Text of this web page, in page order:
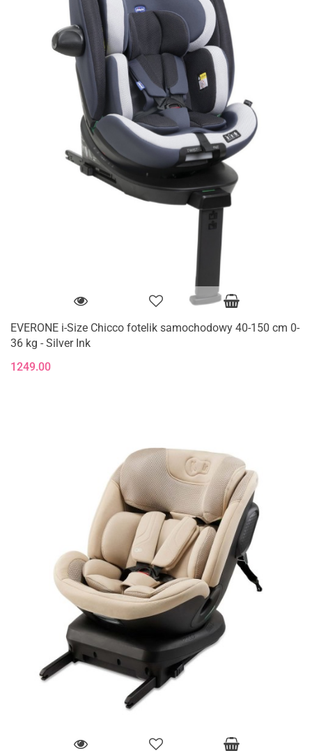
EVERONE i-Size Chicco fotelik samochodowy 40-150 cm 0-
36 kg - Silver Ink
1249.00